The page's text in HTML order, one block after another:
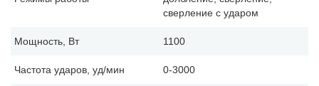
сверление с ударом
Мощность, Вт 1100
Частота ударов, уд/мин 0-3000